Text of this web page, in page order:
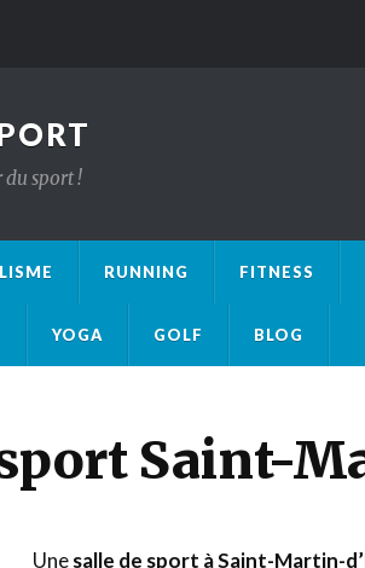
sport !
RUNNING FITNESS
YOGA GOLF BLOG
Saint-
Unesalle de sport à Saint-Martin-